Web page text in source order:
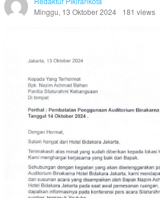
Minggu, 13 Oktober 2024
181 views